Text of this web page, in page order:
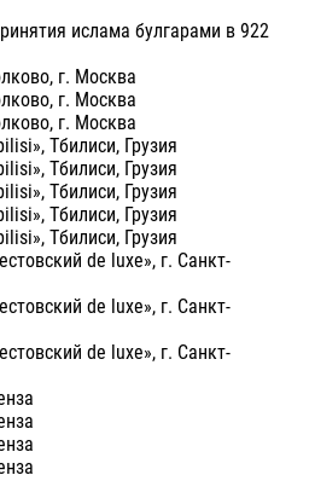
ислама булгарами в 922
г. Москва
г. Москва
г. Москва
Тбилиси, Грузия
Тбилиси, Грузия
Тбилиси, Грузия
Тбилиси, Грузия
Тбилиси, Грузия
de luxe», г. Санкт-
de luxe», г. Санкт-
de luxe», г. Санкт-